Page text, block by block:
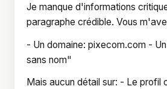
Je manque d'informations
paragraphe crédible. Vous
- Un domaine: pixecom.com -
sans nom"
Mais aucun détail sur: - Le profil